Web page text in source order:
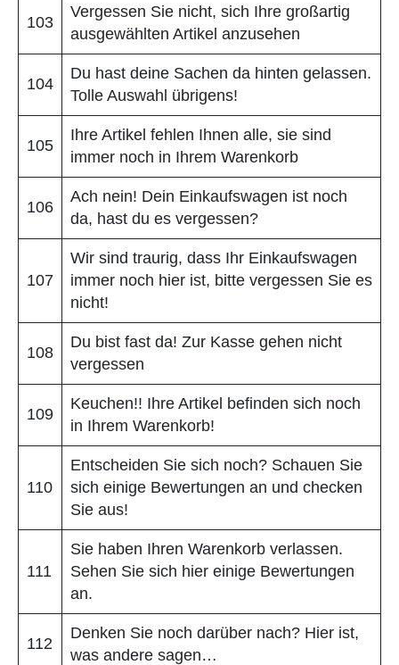
103
Vergessen Sie nicht, sich Ihre großartig
ausgewählten Artikel anzusehen
104
Du hast deine Sachen da hinten gelassen.
Tolle Auswahl übrigens!
105
Ihre Artikel fehlen Ihnen alle, sie sind
immer noch in Ihrem Warenkorb
106
Ach nein! Dein Einkaufswagen ist noch
da, hast du es vergessen?
107
Wir sind traurig, dass Ihr Einkaufswagen
immer noch hier ist, bitte vergessen Sie es
nicht!
108
Du bist fast da! Zur Kasse gehen nicht
vergessen
109
Keuchen!! Ihre Artikel befinden sich noch
in Ihrem Warenkorb!
110
Entscheiden Sie sich noch? Schauen Sie
sich einige Bewertungen an und checken
Sie aus!
111
Sie haben Ihren Warenkorb verlassen.
Sehen Sie sich hier einige Bewertungen
an.
112
Denken Sie noch darüber nach? Hier ist,
was andere sagen…